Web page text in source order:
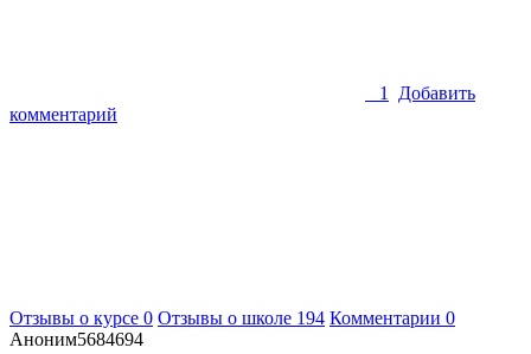
1 Добавить
комментарий
Отзывы о курсе 0 Отзывы о школе 194 Комментарии 0
Аноним5684694